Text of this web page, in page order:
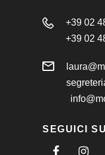
+39 02
+39 02
SEGUICI